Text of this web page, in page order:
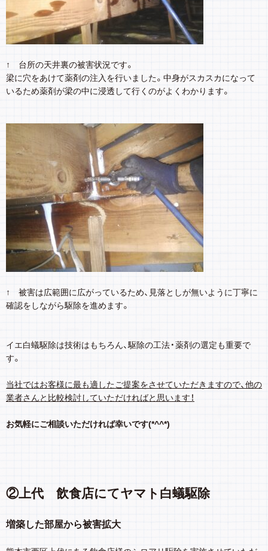
↑ 台所の天井裏の被害状況です。
梁に穴をあけて薬剤の注入を行いました。中身がスカスカになって
いるため薬剤が梁の中に浸透して行くのがよくわかります。
↑ 被害は広範囲に広がっているため、見落としが無いように丁寧に
確認をしながら駆除を進めます。
イエ白蟻駆除は技術はもちろん、駆除の工法・薬剤の選定も重要で
す。
当社ではお客様に最も適したご提案をさせていただきますので、他の
業者さんと比較検討していただければと思います！
お気軽にご相談いただければ幸いです(*^^*)
②上代 飲食店にてヤマト白蟻駆除
増築した部屋から被害拡大